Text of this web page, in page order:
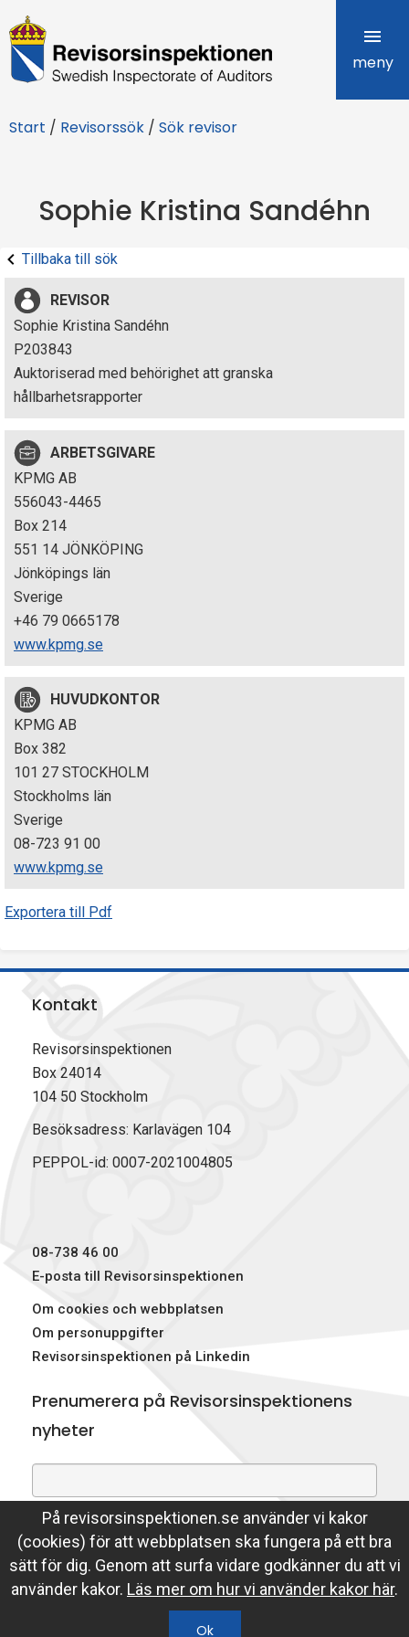
R
e
i
r
s
i
n
s
p
e
k
t
i
o
n
e
n
meny
Start / Revisorssök / Sök revisor
Sophie Kristina Sandéhn
Tillbaka till sök
REVISOR
Sophie Kristina Sandéhn
P203843
Auktoriserad med behörighet att granska
hållbarhetsrapporter
ARBETSGIVARE
KPMG AB
556043-4465
Box 214
551 14 JÖNKÖPING
Jönköpings län
Sverige
+46 79 0665178
www.kpmg.se
HUVUDKONTOR
KPMG AB
Box 382
101 27 STOCKHOLM
Stockholms län
Sverige
08-723 91 00
www.kpmg.se
Exportera till Pdf
På revisorsinspektionen.se använder vi kakor
(cookies) för att webbplatsen ska fungera på ett bra
sätt för dig. Genom att surfa vidare godkänner du att vi
använder kakor. Läs mer om hur vi använder kakor här.
Kontakt
Revisorsinspektionen
Box 24014
104 50 Stockholm
Besöksadress: Karlavägen 104
PEPPOL-id: 0007-2021004805
08-738 46 00
E-posta till Revisorsinspektionen
Om cookies och webbplatsen
Om personuppgifter
Revisorsinspektionen på Linkedin
Prenumerera på Revisorsinspektionens
nyheter
Genom att prenumerera på nyheter godkänner du att
Revisorsinspektionen lagrar din e-postadress.
Läs mer